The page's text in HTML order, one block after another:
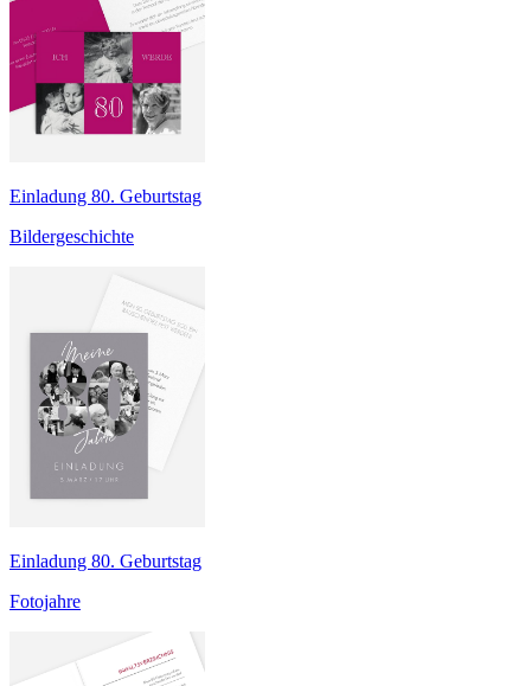
Einladung 80. Geburtstag
Bildergeschichte
Einladung 80. Geburtstag
Fotojahre